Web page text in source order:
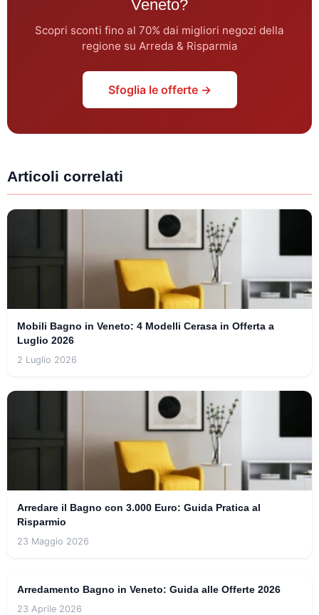
Veneto?
Scopri sconti fino al 70% dai migliori negozi della
regione su Arreda & Risparmia
Sfoglia le offerte →
Articoli correlati
Mobili Bagno in Veneto: 4 Modelli Cerasa in Offerta a
Luglio 2026
2 Luglio 2026
Arredare il Bagno con 3.000 Euro: Guida Pratica al
Risparmio
23 Maggio 2026
Arredamento Bagno in Veneto: Guida alle Offerte 2026
23 Aprile 2026